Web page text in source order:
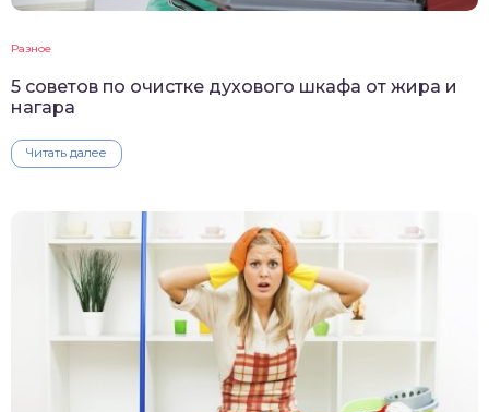
Разное
5 советов по очистке духового шкафа от жира и
нагара
Читать далее